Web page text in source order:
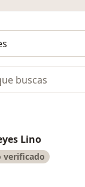
Lino
verificado